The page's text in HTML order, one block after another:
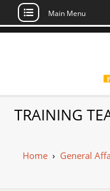
Skip
Main Menu
TRAINING
Home› General